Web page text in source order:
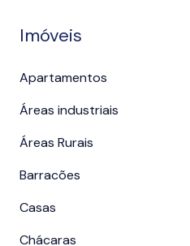
Imóveis
Apartamentos
Áreas industriais
Áreas Rurais
Barracões
Casas
Chácaras